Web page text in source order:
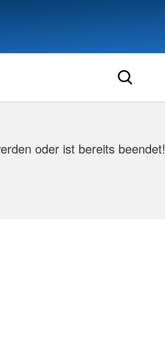
oder ist bereits beendet!